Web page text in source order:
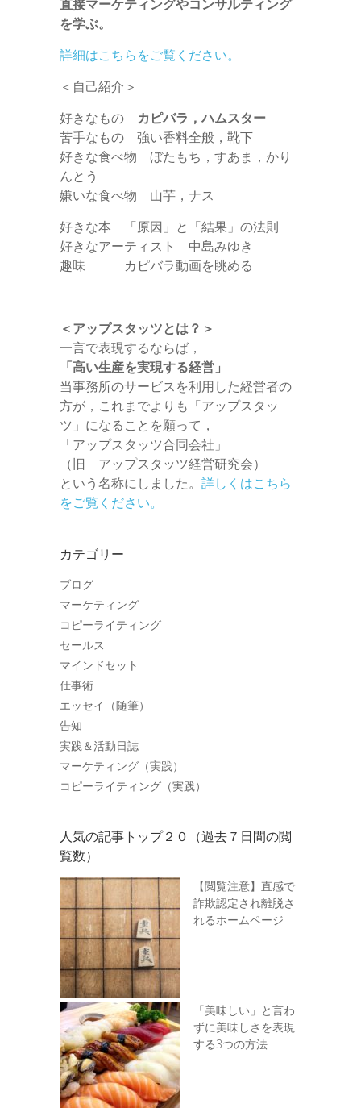
直接マーケティングやコンサルティング
を学ぶ。
詳細はこちらをご覧ください。
＜自己紹介＞
好きなもの カピバラ，ハムスター
苦手なもの 強い香料全般，靴下
好きな食べ物 ぼたもち，すあま，かり
んとう
嫌いな食べ物 山芋，ナス
好きな本 「原因」と「結果」の法則
好きなアーティスト 中島みゆき
趣味 カピバラ動画を眺める
＜アップスタッツとは？＞
一言で表現するならば，
「高い生産を実現する経営」
当事務所のサービスを利用した経営者の
方が，これまでよりも「アップスタッ
ツ」になることを願って，
「アップスタッツ合同会社」
（旧 アップスタッツ経営研究会）
という名称にしました。 詳しくはこちら
をご覧ください。
カテゴリー
ブログ
マーケティング
コピーライティング
セールス
マインドセット
仕事術
エッセイ（随筆）
告知
実践＆活動日誌
マーケティング（実践）
コピーライティング（実践）
人気の記事トップ２０（過去７日間の閲
覧数）
【閲覧注意】直感で
詐欺認定され離脱さ
れるホームページ
「美味しい」と言わ
ずに美味しさを表現
する3つの方法